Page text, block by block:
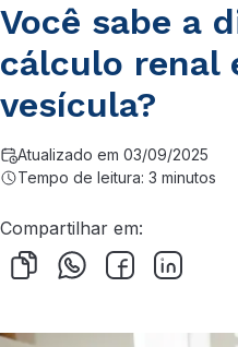
Você sabe a
cálculo renal
vesícula?
Atualizado em 03/09/2025
Tempo de leitura: 3 minutos
Compartilhar em: